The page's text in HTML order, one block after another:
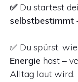
✅ Du startest
selbstbestimmt
✅ Du spürst,
Energie hast –
Alltag laut wird.